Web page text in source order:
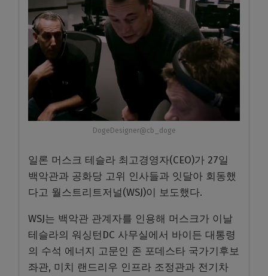
DogeDesigner@cb_doge
일론 머스크 테슬라 최고경영자(CEO)가 27일
백악관과 공화당 고위 인사들과 잇달아 회동했
다고 월스트리트저널(WSJ)이 보도했다.
WSJ는 백악관 관계자를 인용해 머스크가 이날
테슬라의 워싱턴DC 사무실에서 바이든 대통령
의 수석 에너지 고문인 존 포데스타 국가기후보
좌관, 미치 랜드리우 인프라 조정관과 전기차